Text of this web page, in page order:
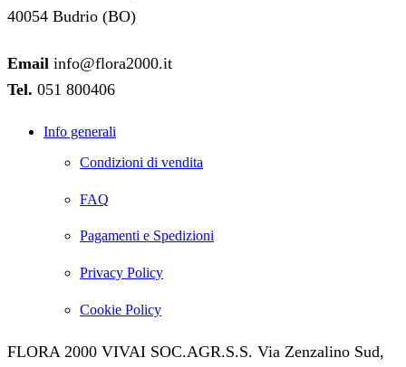
40054 Budrio (BO)
Email info@flora2000.it
Tel. 051 800406
Info generali
Condizioni di vendita
FAQ
Pagamenti e Spedizioni
Privacy Policy
Cookie Policy
FLORA 2000 VIVAI SOC.AGR.S.S. Via Zenzalino Sud,